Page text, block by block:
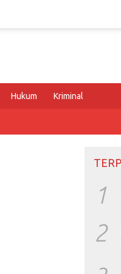
Hukum Kriminal
1
2